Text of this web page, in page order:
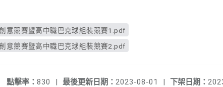
意競賽暨高中職巴克球組裝競賽1.pdf
意競賽暨高中職巴克球組裝競賽2.pdf
下架日期：
最後更新日期： 2023-08-01 |
點擊率： 830 |